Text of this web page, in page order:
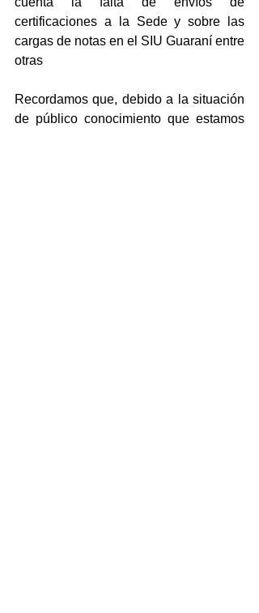
certificaciones a la Sede y sobre las
cargas de notas en el SIU Guaraní entre
otras
Recordamos que, debido a la situación
de público conocimiento que estamos